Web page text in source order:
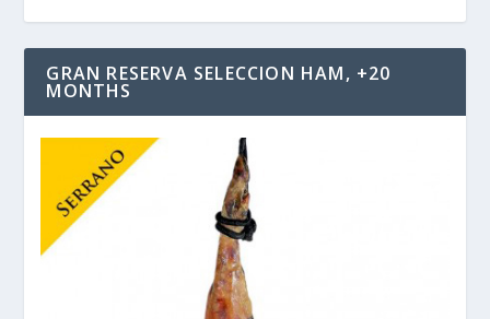
GRAN RESERVA SELECCION HAM, +20
MONTHS